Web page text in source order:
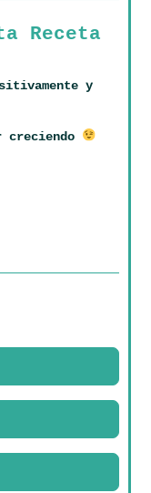
Receta
y
creciendo